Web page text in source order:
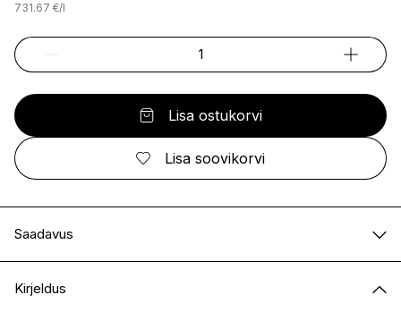
731.67 €/l
Lisa ostukorvi
Lisa soovikorvi
Saadavus
I.L.U. Kristiine
Kirjeldus